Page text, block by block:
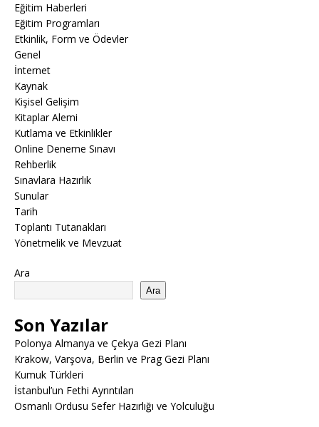
Eğitim Haberleri
Eğitim Programları
Etkinlik, Form ve Ödevler
Genel
İnternet
Kaynak
Kişisel Gelişim
Kitaplar Alemi
Kutlama ve Etkinlikler
Online Deneme Sınavı
Rehberlik
Sınavlara Hazırlık
Sunular
Tarih
Toplantı Tutanakları
Yönetmelik ve Mevzuat
Ara
Ara
Son Yazılar
Polonya Almanya ve Çekya Gezi Planı
Krakow, Varşova, Berlin ve Prag Gezi Planı
Kumuk Türkleri
İstanbul’un Fethi Ayrıntıları
Osmanlı Ordusu Sefer Hazırlığı ve Yolculuğu